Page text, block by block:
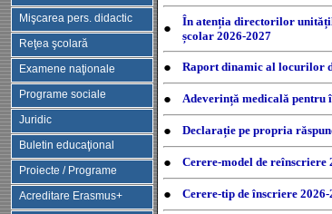
Mişcarea pers. didactic
Reţea şcolară
Examene naţionale
Programe sociale
Juridic
Buletin educaţional
Proiecte / Programe
Acreditare Erasmus+
● În atenția directorilor
școlar 2026-2027
● Raport dinamic al locurilor
● Adeverință medicală pentru
● Declarație pe propria
● Cerere-model de
● Cerere-tip de înscriere